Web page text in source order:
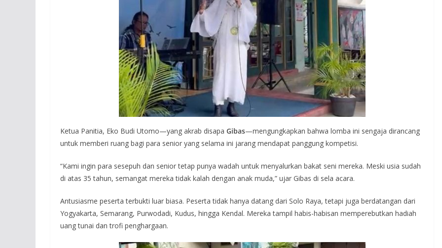
Ketua Panitia, Eko Budi Utomo—yang akrab disapa Gibas—mengungkapkan bahwa lomba ini sengaja dirancang
untuk memberi ruang bagi para senior yang selama ini jarang mendapat panggung kompetisi.
“Kami ingin para sesepuh dan senior tetap punya wadah untuk menyalurkan bakat seni mereka. Meski usia sudah
di atas 35 tahun, semangat mereka tidak kalah dengan anak muda,” ujar Gibas di sela acara.
Antusiasme peserta terbukti luar biasa. Peserta tidak hanya datang dari Solo Raya, tetapi juga berdatangan dari
Yogyakarta, Semarang, Purwodadi, Kudus, hingga Kendal. Mereka tampil habis-habisan memperebutkan hadiah
uang tunai dan trofi penghargaan.